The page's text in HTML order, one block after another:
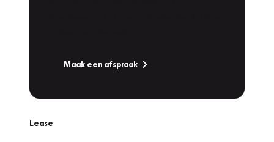
Maak een afspraak
Lease